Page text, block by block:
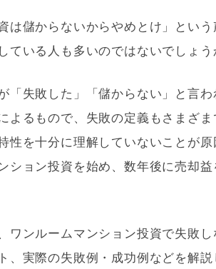
は儲からないからやめとけ」とい
ている人も多いのではないでしょう
「失敗した」「儲からない」と言
よるもので、失敗の定義もさまざ
性を十分に理解していないことが
ション投資を始め、数年後に売却
ワンルームマンション投資で失敗
、実際の失敗例・成功例などを解説